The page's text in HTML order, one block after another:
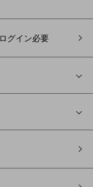
グイン必要